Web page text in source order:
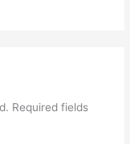
Required fields